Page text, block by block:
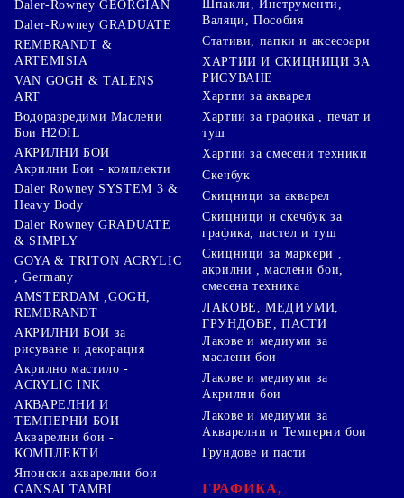
Daler-Rowney GEORGIAN
Daler-Rowney GRADUATE
REMBRANDT &
ARTEMISIA
VAN GOGH & TALENS
ART
Водоразредими Маслени
Бои H2OIL
АКРИЛНИ БОИ
Акрилни Бои - комплекти
Daler Rowney SYSTEM 3 &
Heavy Body
Daler Rowney GRADUATE
& SIMPLY
GOYA & TRITON АCRYLIC
, Germany
AMSTERDAM ,GOGH,
REMBRANDT
АКРИЛНИ БОИ за
рисуване и декорация
Акрилно мастило -
ACRYLIC INK
АКВАРЕЛНИ И
ТЕМПЕРНИ БОИ
Акварелни бои -
КОМПЛЕКТИ
Японски акварелни бои
GANSAI TAMBI
Шпакли, Инструменти,
Валяци, Пособия
Стативи, папки и аксесоари
ХАРТИИ И СКИЦНИЦИ ЗА
РИСУВАНЕ
Хартии за акварел
Хартии за графика , печат и
туш
Хартии за смесени техники
Скечбук
Скицници за акварел
Скицници и скечбук за
графика, пастел и туш
Скицници за маркери ,
акрилни , маслени бои,
смесена техника
ЛАКОВЕ, МЕДИУМИ,
ГРУНДОВЕ, ПАСТИ
Лакове и медиуми за
маслени бои
Лакове и медиуми за
Акрилни бои
Лакове и медиуми за
Акварелни и Темперни бои
Грундове и пасти
ГРАФИКА,